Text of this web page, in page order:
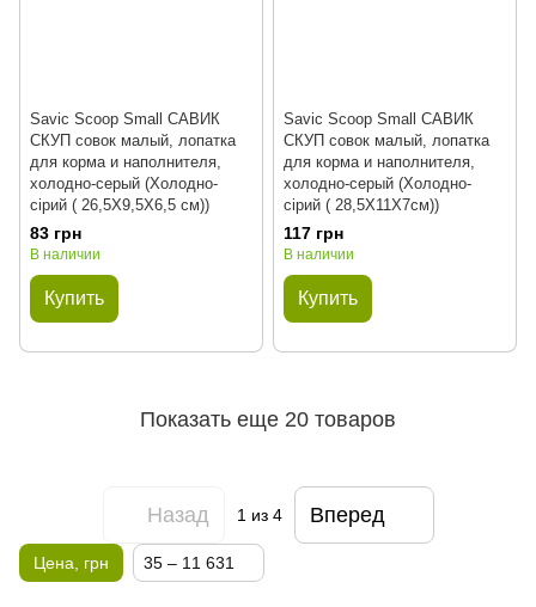
Savic Scoop Small САВИК
СКУП совок малый, лопатка
для корма и наполнителя,
холодно-серый (Холодно-
сірий ( 26,5Х9,5Х6,5 см))
83 грн
В наличии
Купить
Savic Scoop Small САВИК
СКУП совок малый, лопатка
для корма и наполнителя,
холодно-серый (Холодно-
сірий ( 28,5Х11Х7см))
117 грн
В наличии
Купить
Показать еще 20 товаров
Назад 1 из 4 Вперед
Цена, грн 35 – 11 631